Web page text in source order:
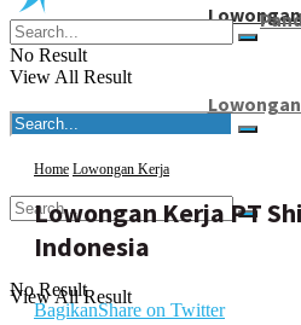
No Result
View All Result
No Result
No Result
View All Result
Home Lowongan Kerja
Lowongan Kerja PT
Indonesia
BagikanShare on Twitter